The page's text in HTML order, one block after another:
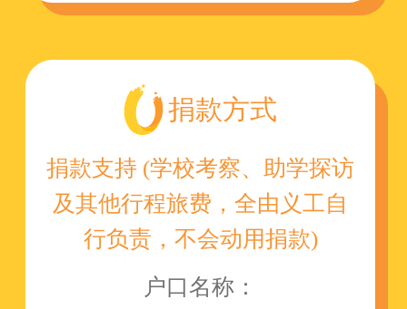
捐款方式
捐款支持 (学校考察、助学探访
及其他行程旅费，全由义工自
行负责，不会动用捐款)
户口名称：